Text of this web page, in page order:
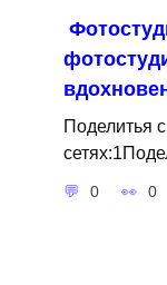
Поделитья
0 0